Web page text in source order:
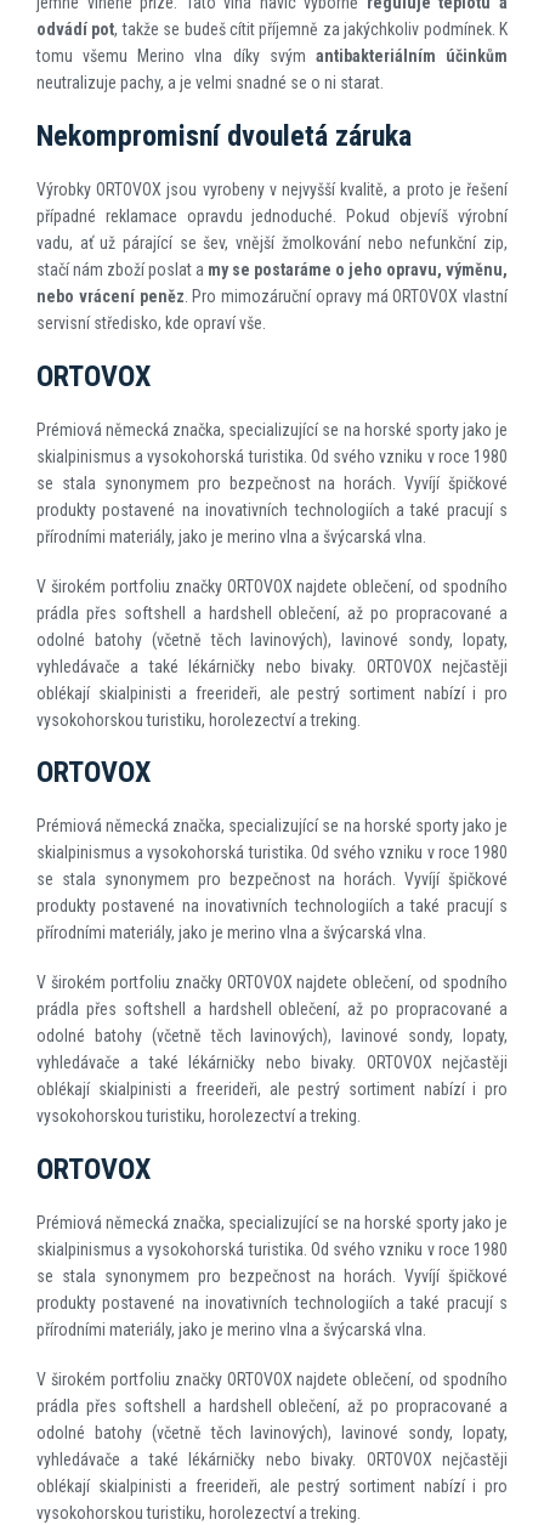
odvádí pot, takže se budeš cítit příjemně za jakýchkoliv podmínek. K
tomu všemu Merino vlna díky svým antibakteriálním účinkům
neutralizuje pachy, a je velmi snadné se o ni starat.
Nekompromisní dvouletá záruka
Výrobky ORTOVOX jsou vyrobeny v nejvyšší kvalitě, a proto je řešení
případné reklamace opravdu jednoduché. Pokud objevíš výrobní
vadu, ať už párající se šev, vnější žmolkování nebo nefunkční zip,
stačí nám zboží poslat a my se postaráme o jeho opravu, výměnu,
nebo vrácení peněz . Pro mimozáruční opravy má ORTOVOX vlastní
servisní středisko, kde opraví vše.
ORTOVOX
Prémiová německá značka, specializující se na horské sporty jako je
skialpinismus a vysokohorská turistika. Od svého vzniku v roce 1980
se stala synonymem pro bezpečnost na horách. Vyvíjí špičkové
produkty postavené na inovativních technologiích a také pracují s
přírodními materiály, jako je merino vlna a švýcarská vlna.
V širokém portfoliu značky ORTOVOX najdete oblečení, od spodního
prádla přes softshell a hardshell oblečení, až po propracované a
odolné batohy (včetně těch lavinových), lavinové sondy, lopaty,
vyhledávače a také lékárničky nebo bivaky. ORTOVOX nejčastěji
oblékají skialpinisti a freerideři, ale pestrý sortiment nabízí i pro
vysokohorskou turistiku, horolezectví a treking.
ORTOVOX
Prémiová německá značka, specializující se na horské sporty jako je
skialpinismus a vysokohorská turistika. Od svého vzniku v roce 1980
se stala synonymem pro bezpečnost na horách. Vyvíjí špičkové
produkty postavené na inovativních technologiích a také pracují s
přírodními materiály, jako je merino vlna a švýcarská vlna.
V širokém portfoliu značky ORTOVOX najdete oblečení, od spodního
prádla přes softshell a hardshell oblečení, až po propracované a
odolné batohy (včetně těch lavinových), lavinové sondy, lopaty,
vyhledávače a také lékárničky nebo bivaky. ORTOVOX nejčastěji
oblékají skialpinisti a freerideři, ale pestrý sortiment nabízí i pro
vysokohorskou turistiku, horolezectví a treking.
ORTOVOX
Prémiová německá značka, specializující se na horské sporty jako je
skialpinismus a vysokohorská turistika. Od svého vzniku v roce 1980
se stala synonymem pro bezpečnost na horách. Vyvíjí špičkové
produkty postavené na inovativních technologiích a také pracují s
přírodními materiály, jako je merino vlna a švýcarská vlna.
V širokém portfoliu značky ORTOVOX najdete oblečení, od spodního
prádla přes softshell a hardshell oblečení, až po propracované a
odolné batohy (včetně těch lavinových), lavinové sondy, lopaty,
vyhledávače a také lékárničky nebo bivaky. ORTOVOX nejčastěji
oblékají skialpinisti a freerideři, ale pestrý sortiment nabízí i pro
vysokohorskou turistiku, horolezectví a treking.